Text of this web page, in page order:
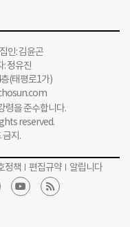
인: 김윤곤
: 정유진
(태평로1가)
령을 준수합니다.
reserved.
금지.
정책 편집규약 알립니다